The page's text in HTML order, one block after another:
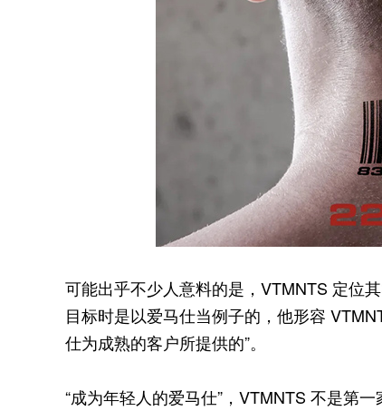
可能出乎不少人意料的是，VTMNTS 定位
目标时是以爱马仕当例子的，他形容
仕为成熟的客户所提供的”。
“成为年轻人的爱马仕”，VTMNTS 不是第